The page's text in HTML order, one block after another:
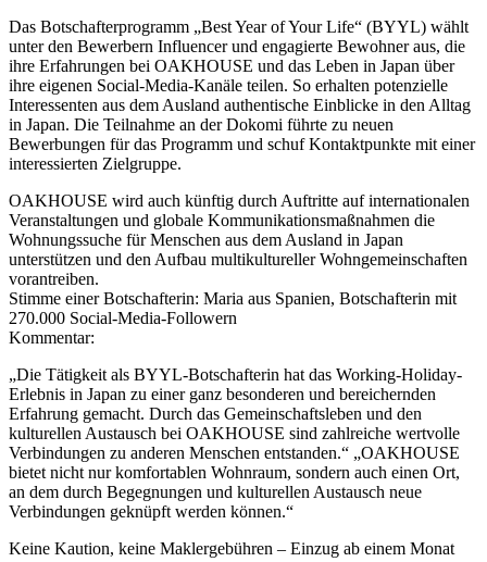
Das Botschafterprogramm „Best Year of Your Life“ (BYYL) wählt
unter den Bewerbern Influencer und engagierte Bewohner aus, die
ihre Erfahrungen bei OAKHOUSE und das Leben in Japan über
ihre eigenen Social-Media-Kanäle teilen. So erhalten potenzielle
Interessenten aus dem Ausland authentische Einblicke in den Alltag
in Japan. Die Teilnahme an der Dokomi führte zu neuen
Bewerbungen für das Programm und schuf Kontaktpunkte mit einer
interessierten Zielgruppe.
OAKHOUSE wird auch künftig durch Auftritte auf internationalen
Veranstaltungen und globale Kommunikationsmaßnahmen die
Wohnungssuche für Menschen aus dem Ausland in Japan
unterstützen und den Aufbau multikultureller Wohngemeinschaften
vorantreiben.
Stimme einer Botschafterin: Maria aus Spanien, Botschafterin mit
270.000 Social-Media-Followern
Kommentar:
„Die Tätigkeit als BYYL-Botschafterin hat das Working-Holiday-
Erlebnis in Japan zu einer ganz besonderen und bereichernden
Erfahrung gemacht. Durch das Gemeinschaftsleben und den
kulturellen Austausch bei OAKHOUSE sind zahlreiche wertvolle
Verbindungen zu anderen Menschen entstanden.“ „OAKHOUSE
bietet nicht nur komfortablen Wohnraum, sondern auch einen Ort,
an dem durch Begegnungen und kulturellen Austausch neue
Verbindungen geknüpft werden können.“
Keine Kaution, keine Maklergebühren – Einzug ab einem Monat